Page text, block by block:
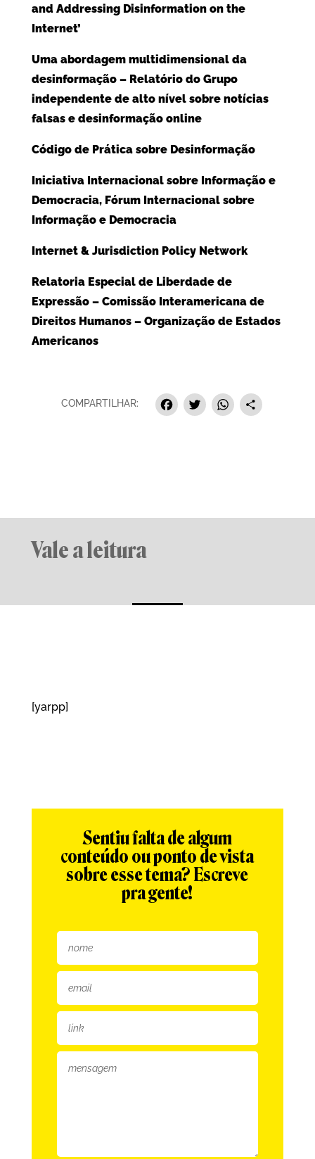
and Addressing Disinformation on the
Internet’
Uma abordagem multidimensional da
desinformação – Relatório do Grupo
independente de alto nível sobre notícias
falsas e desinformação online
Código de Prática sobre Desinformação
Iniciativa Internacional sobre Informação e
Democracia, Fórum Internacional sobre
Informação e Democracia
Internet & Jurisdiction Policy Network
Relatoria Especial de Liberdade de
Expressão – Comissão Interamericana de
Direitos Humanos – Organização de Estados
Americanos
COMPARTILHAR: Facebook
Twitter
Vale a leitura
[yarpp]
Sentiu falta de algum
conteúdo ou ponto de vista
sobre esse tema? Escreve
pra gente!